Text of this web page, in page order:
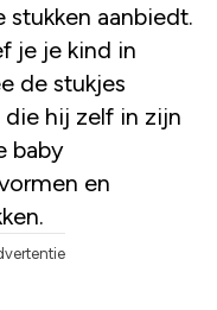
aanbiedt.
je je kind in
de stukjes
hij zelf in zijn
baby
en